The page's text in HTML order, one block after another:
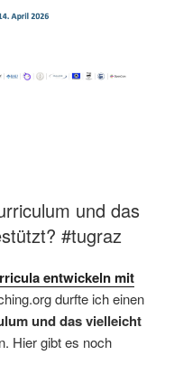
und das
#tugraz
entwickeln mit
durfte ich einen
und das vielleicht
Hier gibt es noch